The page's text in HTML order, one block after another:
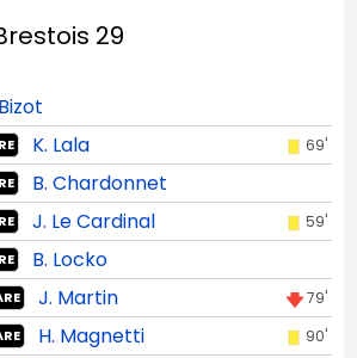
29
K. Lala 69'
B. Chardonnet
J. Le Cardinal 59'
B. Locko
J. Martin 79'
H. Magnetti 90'